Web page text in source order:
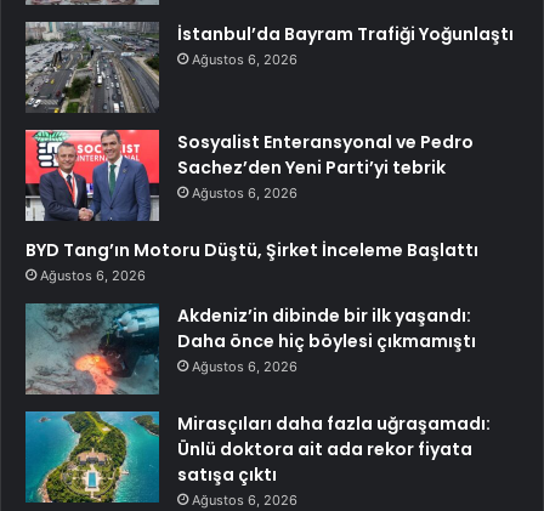
İstanbul’da Bayram Trafiği Yoğunlaştı
Ağustos 6, 2026
Sosyalist Enteransyonal ve Pedro
Sachez’den Yeni Parti’yi tebrik
Ağustos 6, 2026
BYD Tang’ın Motoru Düştü, Şirket İnceleme Başlattı
Ağustos 6, 2026
Akdeniz’in dibinde bir ilk yaşandı:
Daha önce hiç böylesi çıkmamıştı
Ağustos 6, 2026
Mirasçıları daha fazla uğraşamadı:
Ünlü doktora ait ada rekor fiyata
satışa çıktı
Ağustos 6, 2026